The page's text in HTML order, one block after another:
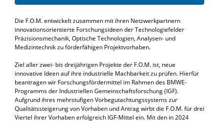
Die F.O.M. entwickelt zusammen mit ihren Netzwerkpartnern
innovationsorientierte Forschungsideen der Technologiefelder
Präzisionsmechanik, Optische Technologien, Analysen- und
Medizintechnik zu förderfähigen Projektvorhaben.
Ziel aller zwei- bis dreijährigen Projekte der F.O.M. ist, neue
innovative Ideen auf ihre industrielle Machbarkeit zu prüfen. Hierfür
beantragen wir Forschungsfördermittel im Rahmen des BMWE-
Programms der Industriellen Gemeinschaftsforschung (IGF).
Aufgrund ihres mehrstufigen Vorbegutachtungssystems zur
Qualitätssteigerung von Vorhaben und Antrag wirbt die F.O.M. für drei
Viertel ihrer Vorhaben erfolgreich IGF-Mittel ein. Mit den in 2024